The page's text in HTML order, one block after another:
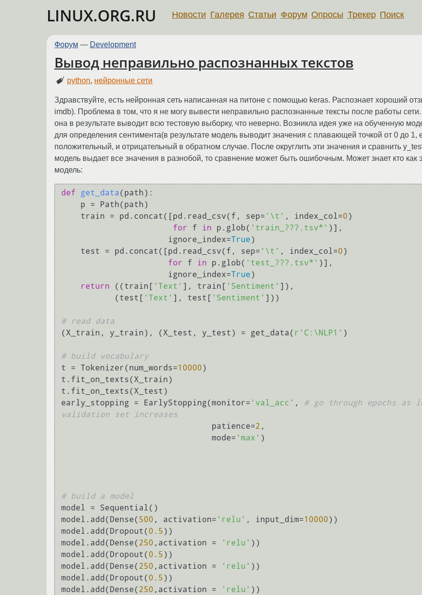
LINUX.ORG.RU Новости Галерея Статьи Форум Опросы Трекер Поиск
Форум — Development
Вывод неправильно распознанных текстов
python, нейронные сети
Здравствуйте, есть нейронная сеть написанная на питоне с помощью keras. Распознает хороший
imdb). Проблема в том, что я не могу вывести неправильно распознанные тексты после работы
она в результате выводит всю тестовую выборку, что неверно. Возникла идея уже на обученную
для определения сентимента(в результате модель выводит значения с плавающей точкой от 0 до 1,
положительный, и отрицательный в обратном случае. После округлить эти значения и сравнить
модель выдает все значения в разнобой, то сравнение может быть ошибочным. Может знает кто как
модель:
def get_data ( path):
    train = pd.concat([pd.read_csv(f, sep=
'\t' , index_col=0)
for
f in p.glob( 'train_???.tsv*' )],
                      ignore_index=
True)
    test = pd.concat([pd.read_csv(f, sep=
'\t' , index_col=0)
for
f in p.glob( 'test_???.tsv*' )],
                      ignore_index=
True)
return ((train[ 'Text' ], train[ 'Sentiment' ]),
           (test[
'Text' ], test[ 'Sentiment' ]))
# read data
(X_train, y_train), (X_test, y_test) = get_data( r'C:\NLP1' )
# build vocabulary
t = Tokenizer(num_words=10000)
t.fit_on_texts(X_train)
t.fit_on_texts(X_test)
early_stopping = EarlyStopping(monitor= 'val_acc' , # go through epochs as
validation set increases
                               patience=
2 ,
                               mode=
'max' )
# build a model
model = Sequential()
model.add(Dense( 500 , activation= 'relu' , input_dim=10000))
model.add(Dropout( 0.5))
model.add(Dense( 250 ,activation = 'relu' ))
model.add(Dropout( 0.5))
model.add(Dense( 250 ,activation = 'relu' ))
model.add(Dropout( 0.5))
model.add(Dense( 250 ,activation = 'relu' ))